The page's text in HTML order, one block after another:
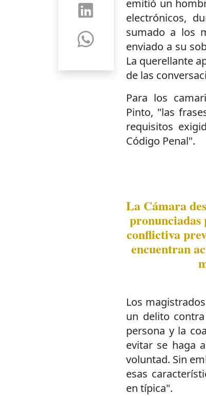
emitió un
electrónicos,
sumado a los
enviado a su
La querellante
de las
Para los
Pinto, "las
requisitos
Código Penal".
La Cámara
pronunciadas
conflictiva
encuentran
Los
un delito
persona y la
evitar se haga
voluntad. Sin
esas
en típica".